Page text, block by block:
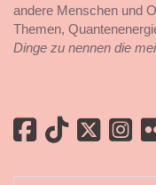
andere Menschen und
Themen,
Dinge zu nennen die